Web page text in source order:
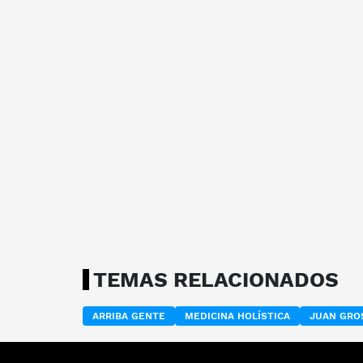
TEMAS RELACIONADOS
ARRIBA GENTE MEDICINA HOLÍSTICA JUAN